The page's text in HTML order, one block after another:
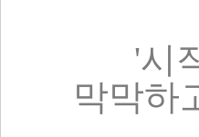
'시
막막하